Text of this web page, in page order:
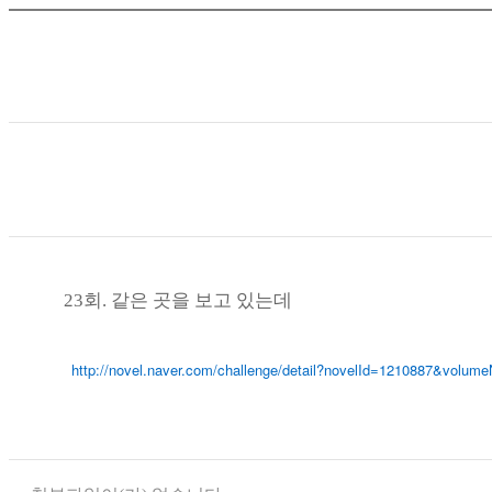
23회. 같은 곳을 보고 있는데
http://novel.naver.com/challenge/